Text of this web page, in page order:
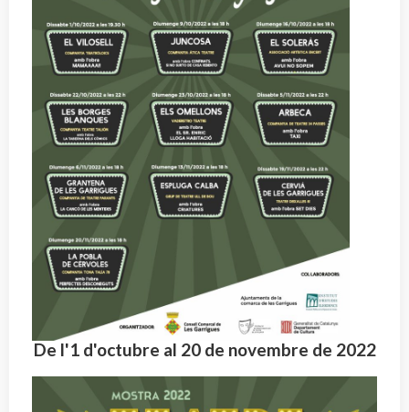
De l'1 d'octubre al 20 de novembre de 2022